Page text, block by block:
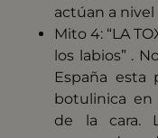
actúan a
Mito 4: “LA
los labios” .
España esta
botulinica
de la cara.